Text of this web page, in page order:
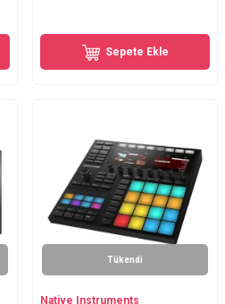
Sepete Ekle
Tükendi
Native Instruments